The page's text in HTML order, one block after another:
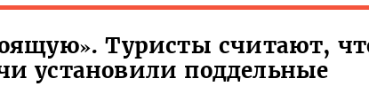
Туристы считают,
установили поддельные